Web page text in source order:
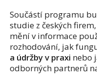
Součástí programu
studie z českých
mění v informace
rozhodování, jak
a údržby v praxi nebo
odborných partnerů